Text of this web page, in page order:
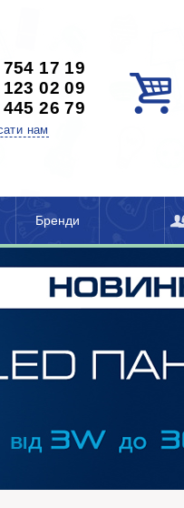
17 19
02 09
26 79
нам
Бренди